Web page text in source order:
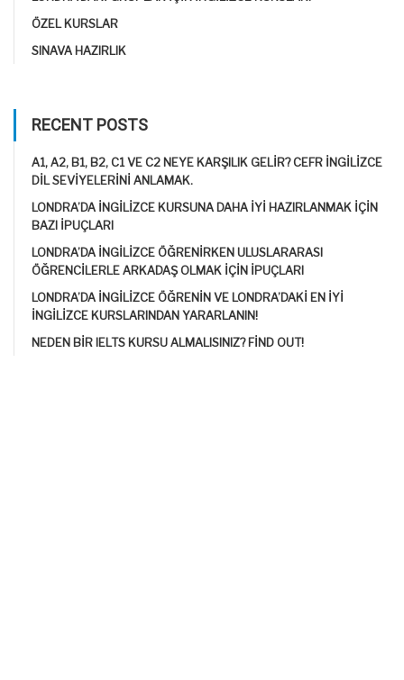
ÖZEL KURSLAR
SINAVA HAZIRLIK
RECENT POSTS
A1, A2, B1, B2, C1 VE C2 NEYE KARŞILIK GELIR? CEFR İNGILIZCE
DIL SEVIYELERINI ANLAMAK.
LONDRA’DA İNGILIZCE KURSUNA DAHA IYI HAZIRLANMAK IÇIN
BAZI IPUÇLARI
LONDRA’DA İNGILIZCE ÖĞRENIRKEN ULUSLARARASI
ÖĞRENCILERLE ARKADAŞ OLMAK IÇIN IPUÇLARI
LONDRA’DA İNGILIZCE ÖĞRENIN VE LONDRA’DAKI EN IYI
İNGILIZCE KURSLARINDAN YARARLANIN!
NEDEN BIR IELTS KURSU ALMALISINIZ? FIND OUT!